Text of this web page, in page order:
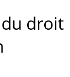
droit